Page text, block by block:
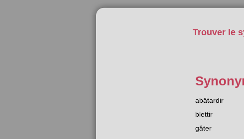
Trouver le
abâtardir
blettir
gâter